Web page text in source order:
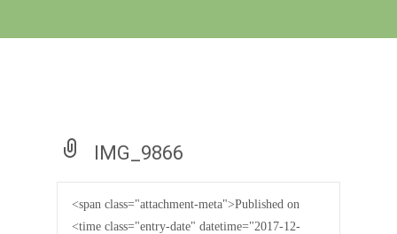
IMG_9866
<span class="attachment-meta">Published on
<time class="entry-date" datetime="2017-12-